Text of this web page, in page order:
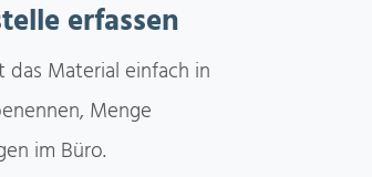
erfassen
Material einfach in
Menge
im Büro.